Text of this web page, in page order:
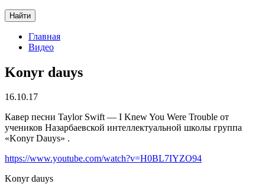
Найти
Главная
Видео
Konyr dauys
16.10.17
Кавер песни Taylor Swift — I Knew You Were Trouble от
учеников Назарбаевской интеллектуальной школы группа
«Konyr Dauys» .
https://www.youtube.com/watch?v=H0BL7IYZO94
Konyr dauys